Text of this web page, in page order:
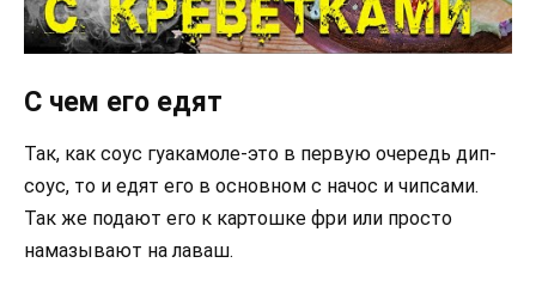
С чем его едят
Так, как соус гуакамоле-это в первую очередь дип-
соус, то и едят его в основном с начос и чипсами.
Так же подают его к картошке фри или просто
намазывают на лаваш.